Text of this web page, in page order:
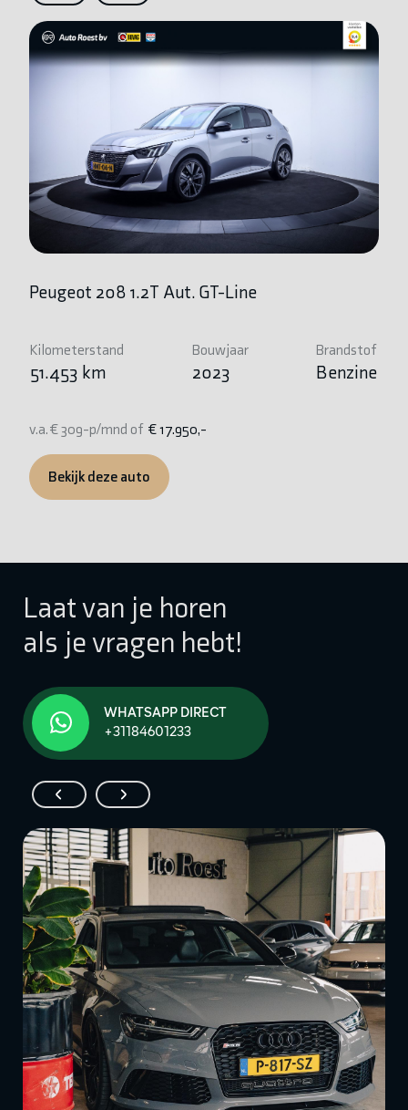
Peugeot 208 1.2T Aut. GT-Line
Kilometerstand
51.453 km
Bouwjaar
2023
Brandstof
Benzine
v.a. € 309-p/mnd of € 17.950,-
Bekijk deze auto
Laat van je horen
als je vragen hebt!
WHATSAPP DIRECT
+31184601233